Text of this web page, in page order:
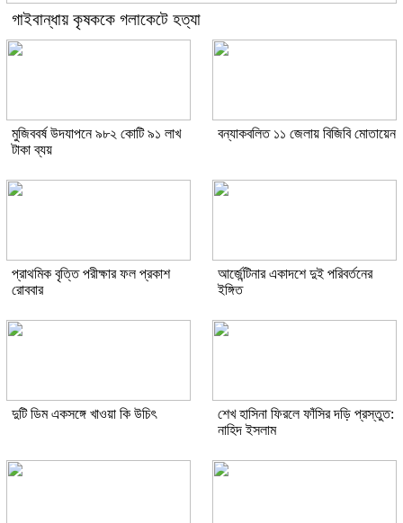
গাইবান্ধায় কৃষককে গলাকেটে হত্যা
মুজিববর্ষ উদযাপনে ৯৮২ কোটি ৯১ লাখ
টাকা ব্যয়
বন্যাকবলিত ১১ জেলায় বিজিবি মোতায়েন
প্রাথমিক বৃত্তি পরীক্ষার ফল প্রকাশ
রোববার
আর্জেন্টিনার একাদশে দুই পরিবর্তনের
ইঙ্গিত
দুটি ডিম একসঙ্গে খাওয়া কি উচিৎ
শেখ হাসিনা ফিরলে ফাঁসির দড়ি প্রস্তুত:
নাহিদ ইসলাম